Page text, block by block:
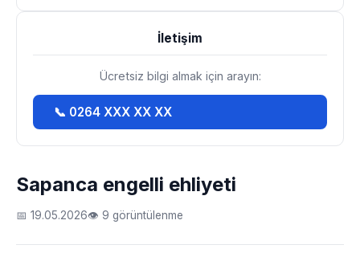
Sapanca engelli ehliyeti
📅 19.05.2026👁 9 görüntülenme
İletişim
Ücretsiz bilgi almak için arayın:
📞 0264 XXX XX XX